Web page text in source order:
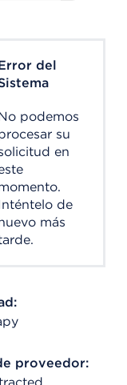
del
podemos
su
en
de
más
proveedor: